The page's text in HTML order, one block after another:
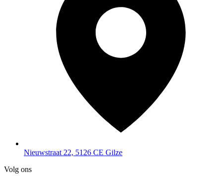
Nieuwstraat 22, 5126 CE Gilze
Volg ons